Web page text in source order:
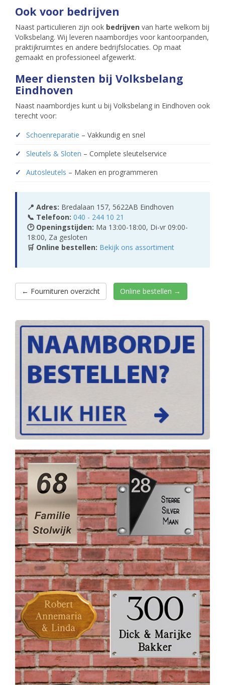
Ook voor bedrijven
Naast particulieren zijn ook bedrijven van harte welkom bij
Volksbelang. Wij leveren naambordjes voor kantoorpanden,
praktijkruimtes en andere bedrijfslocaties. Op maat
gemaakt en professioneel afgewerkt.
Meer diensten bij Volksbelang
Eindhoven
Naast naambordjes kunt u bij Volksbelang in Eindhoven ook
terecht voor:
Schoenreparatie – Vakkundig en snel
Sleutels & Sloten – Complete sleutelservice
Autosleutels – Maken en programmeren
📍 Adres: Bredalaan 157, 5622AB Eindhoven
📞 Telefoon: 040 - 244 10 21
🕑 Openingstijden: Ma 13:00-18:00, Di-vr 09:00-
18:00, Za gesloten
🛒 Online bestellen: Bekijk ons assortiment
← Fournituren overzicht Online bestellen →